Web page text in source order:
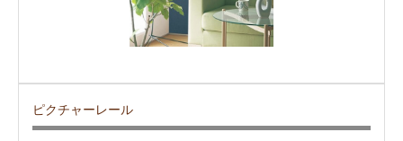
ピクチャーレール